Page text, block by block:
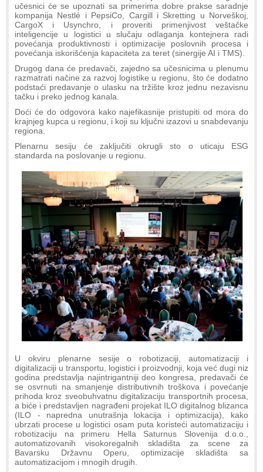
učesnici će se upoznati sa primerima dobre prakse saradnje
kompanija Nestlé i PepsiCo, Cargill i Skretting u Norveškoj,
CargoX i Usynchro, i proveriti primenjivost veštačke
inteligencije u logistici u slučaju odlaganja kontejnera radi
povećanja produktivnosti i optimizacije poslovnih procesa i
povećanja iskorišćenja kapaciteta za teret (sinergije AI i TMS).
Drugog dana će predavači, zajedno sa učesnicima u plenumu
razmatrati načine za razvoj logistike u regionu, što će dodatno
podstaći predavanje o ulasku na tržište kroz jednu nezavisnu
tačku i preko jednog kanala.
Doći će do odgovora kako najefikasnije pristupiti od mora do
krajnjeg kupca u regionu, i koji su ključni izazovi u snabdevanju
regiona.
Plenarnu sesiju će zaključiti okrugli sto o uticaju ESG
standarda na poslovanje u regionu.
U okviru plenarne sesije o robotizaciji, automatizaciji i
digitalizaciji u transportu, logistici i proizvodnji, koja već dugi niz
godina predstavlja najintrigantniji deo kongresa, predavači će
se osvrnuti na smanjenje distributivnih troškova i povećanje
prihoda kroz sveobuhvatnu digitalizaciju transportnih procesa,
a biće i predstavljen nagrađeni projekat ILO digitalnog blizanca
(ILO - napredna unutrašnja lokacija i optimizacija), kako
ubrzati procese u logistici osam puta koristeći automatizaciju i
robotizaciju na primeru Hella Saturnus Slovenija d.o.o.,
automatizovanih visokoregalnih skladišta za scene za
Bavarsku Državnu Operu, optimizacije skladišta sa
automatizacijom i mnogih drugih.